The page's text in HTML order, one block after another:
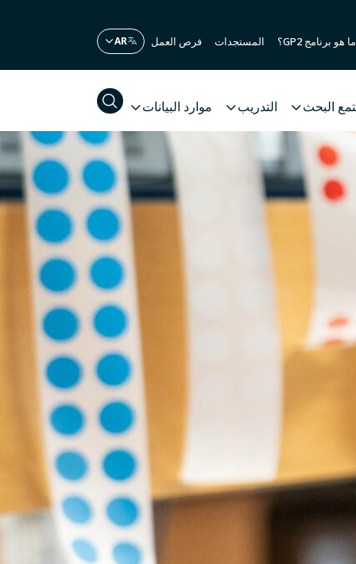
ما هو برنامج GP2؟ المستجدات فرص العمل
البحث التدريب موارد البيانات